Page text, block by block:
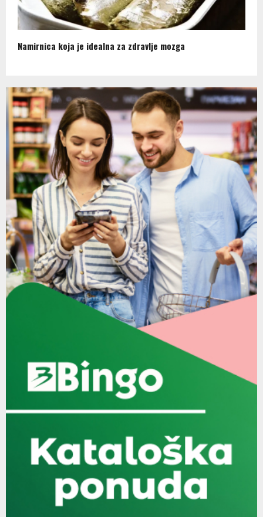
Namirnica koja je idealna za zdravlje mozga